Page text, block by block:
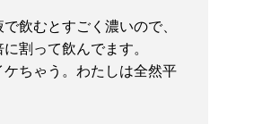
飲むとすごく濃いので、
割って飲んでます。
ケちゃう。わたしは全然平